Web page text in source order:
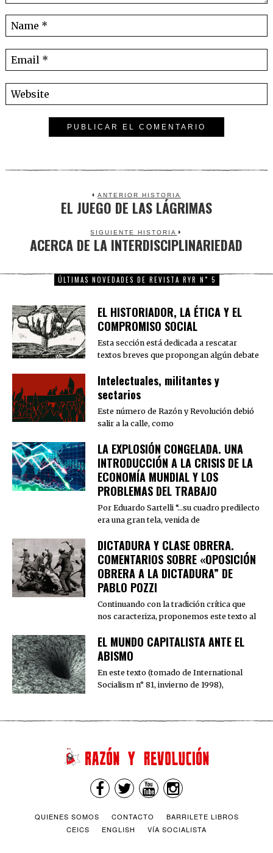
ANTERIOR HISTORIA
Previous
EL JUEGO DE LAS LÁGRIMAS
SIGUIENTE HISTORIA
Next
ACERCA DE LA INTERDISCIPLINARIEDAD
ÚLTIMAS NOVEDADES DE REVISTA RYR N˚ 5
EL HISTORIADOR, LA ÉTICA Y EL
COMPROMISO SOCIAL
Esta sección está dedicada a rescatar
textos breves que propongan algún debate
Intelectuales, militantes y
sectarios
Este número de Razón y Revolución debió
salir a la calle, como
LA EXPLOSIÓN CONGELADA. UNA
INTRODUCCIÓN A LA CRISIS DE LA
ECONOMÍA MUNDIAL Y LOS
PROBLEMAS DEL TRABAJO
Por Eduardo Sartelli “…su cuadro predilecto
era una gran tela, venida de
DICTADURA Y CLASE OBRERA.
COMENTARIOS SOBRE «OPOSICIÓN
OBRERA A LA DICTADURA” DE
PABLO POZZI
Continuando con la tradición crítica que
nos caracteriza, proponemos este texto al
EL MUNDO CAPITALISTA ANTE EL
ABISMO
En este texto (tomado de International
Socialism n° 81, invierno de 1998),
QUIENES SOMOS CONTACTO
BARRILETE LIBROS
CEICS
ENGLISH VÍA SOCIALISTA